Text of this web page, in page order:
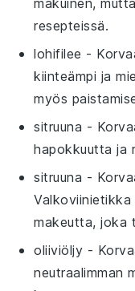
resepteissä.
lohifilee -
kiinteämpi ja
myös
sitruuna -
hapokkuutta ja
sitruuna -
Valkoviinietikka
makeutta, joka
oliiviöljy -
neutraalimman